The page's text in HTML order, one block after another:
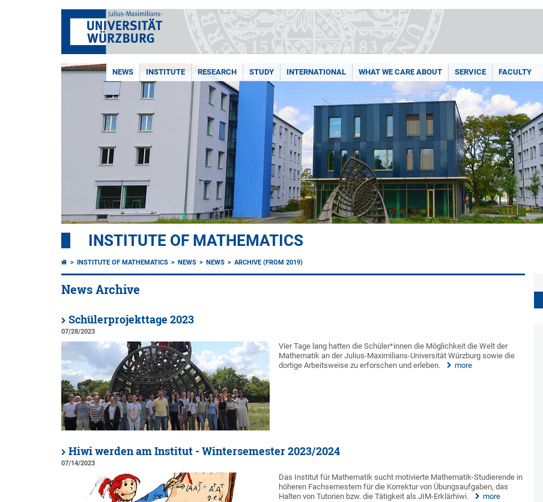
NEWS INSTITUTE RESEARCH STUDY INTERNATIONAL WHAT WE CARE ABOUT SERVICE FACULTY
INSTITUTE OF MATHEMATICS
INSTITUTE OF MATHEMATICS NEWS NEWS ARCHIVE (FROM 2019)
News Archive
Schülerprojekttage 2023
07/28/2023
Vier Tage lang hatten die Schüler*innen die Möglichkeit die Welt der
Mathematik an der Julius-Maximilians-Universität Würzburg sowie die
dortige Arbeitsweise zu erforschen und erleben.
more
Hiwi werden am Institut - Wintersemester 2023/2024
07/14/2023
Das Institut für Mathematik sucht motivierte Mathematik-Studierende in
höheren Fachsemestern für die Korrektur von Übungsaufgaben, das
Halten von Tutorien bzw. die Tätigkeit als JIM-Erklärhiwi.
more